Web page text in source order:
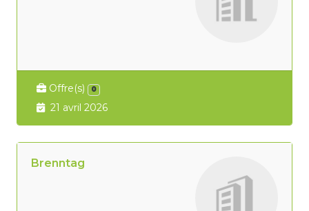
Offre(s) 0
21 avril 2026
Brenntag